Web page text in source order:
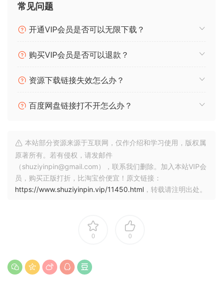
常见问题
开通VIP会员是否可以无限下载？
购买VIP会员是否可以退款？
资源下载链接失效怎么办？
百度网盘链接打不开怎么办？
本站部分资源来源于互联网，仅作介绍和学习使用，版权属
原著所有。若有侵权，请发邮件
（shuziyinpin@gmail.com），联系我们删除。加入本站VIP会
员，购买正版打折，比淘宝价便宜！原文链接：
https://www.shuziyinpin.vip/11450.html ，转载请注明出处。
0 0